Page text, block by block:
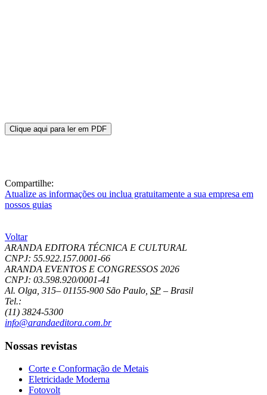
Clique aqui para ler em PDF
Compartilhe:
Atualize as informações ou inclua gratuitamente a sua empresa em
nossos guias
Voltar
ARANDA EDITORA TÉCNICA E CULTURAL
CNPJ: 55.922.157.0001-66
ARANDA EVENTOS E CONGRESSOS 2026
CNPJ: 03.598.920/0001-41
Al. Olga, 315– 01155-900 São Paulo SP – Brasil
Tel.:
(11) 3824-5300
info@arandaeditora.com.br
Nossas revistas
Corte e Conformação de Metais
Eletricidade Moderna
Fotovolt